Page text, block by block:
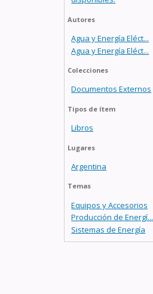
Autores
Agua y Energía Eléct...
Agua y Energía Eléct...
Colecciones
Documentos Externos
Tipos de ítem
Libros
Lugares
Argentina
Temas
Equipos y Accesorios
Producción de Energí...
Sistemas de Energía